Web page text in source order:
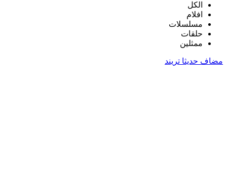
الكل
افلام
مسلسلات
حلقات
ممثلين
مضاف حديثا تريند